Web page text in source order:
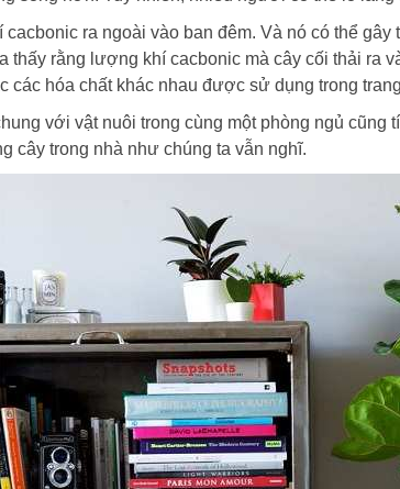
cacbonic ra ngoài vào ban đêm. Và nó có thể
thấy rằng lượng khí cacbonic mà cây cối thải ra
các hóa chất khác nhau được sử dụng trong
với vật nuôi trong cùng một phòng ngủ cũng
cây trong nhà như chúng ta vẫn nghĩ.